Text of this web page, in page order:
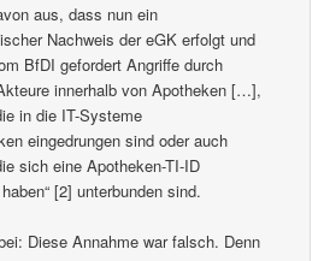
aus, dass nun ein
Nachweis der eGK erfolgt und
BfDI gefordert Angriffe durch
innerhalb von Apotheken […],
in die IT-Systeme
eingedrungen sind oder auch
sich eine Apotheken-TI-ID
[2] unterbunden sind.
Diese Annahme war falsch. Denn